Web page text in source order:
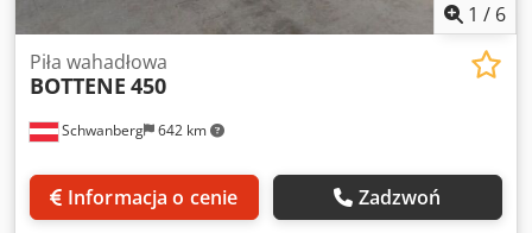
1 / 6
Schwanberg 642 km
Piła wahadłowa
BOTTENE 450
Informacja o cenie Zadzwoń